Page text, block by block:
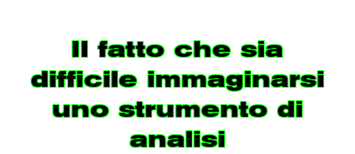
Il fatto che sia
difficile immaginarsi
uno strumento di
analisi